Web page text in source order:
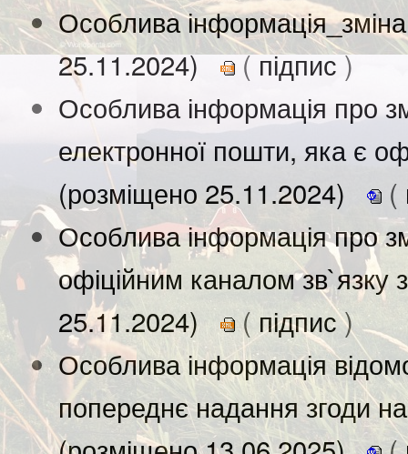
Особлива
25.11.2024)
(підпис)
Особлива інформація про
електронної пошти, яка є
(розміщено 25.11.2024)
(
Особлива інформація про
офіційним каналом зв`язку
25.11.2024)
( підпис)
Особлива інформація
попереднє надання згоди